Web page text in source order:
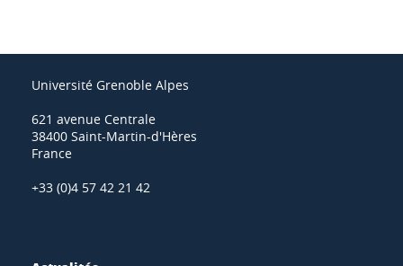
Université Grenoble Alpes
621 avenue Centrale
38400 Saint-Martin-d'Hères
France
+33 (0)4 57 42 21 42